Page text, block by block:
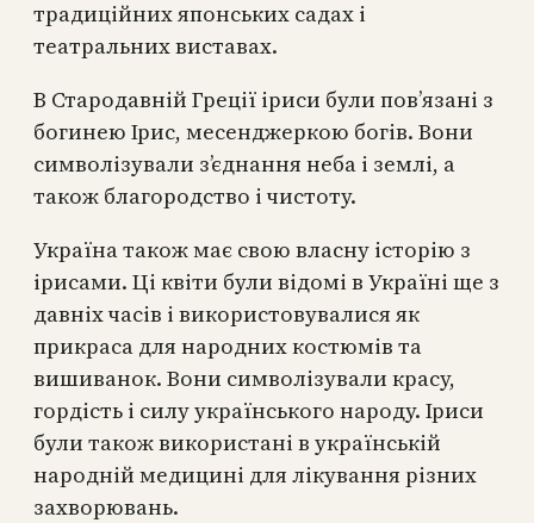
традиційних японських садах і
театральних виставах.
В Стародавній Греції іриси були пов’язані з
богинею Ірис, месенджеркою богів. Вони
символізували з’єднання неба і землі, а
також благородство і чистоту.
Україна також має свою власну історію з
ірисами. Ці квіти були відомі в Україні ще з
давніх часів і використовувалися як
прикраса для народних костюмів та
вишиванок. Вони символізували красу,
гордість і силу українського народу. Іриси
були також використані в українській
народній медицині для лікування різних
захворювань.